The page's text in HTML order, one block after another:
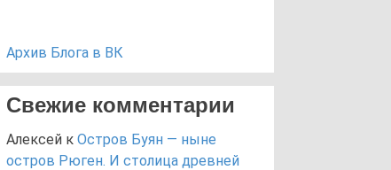
Архив Блога в ВК
Свежие комментарии
Алексей к Остров Буян — ныне
остров Рюген. И столица древней